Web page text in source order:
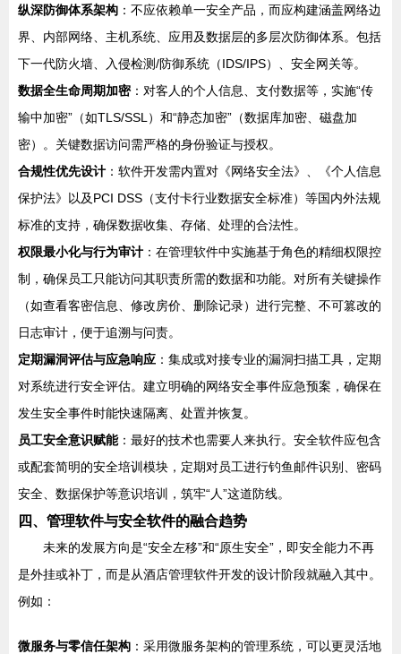
纵深防御体系架构 ：不应依赖单一安全产品，而应构建涵盖网络边
界、内部网络、主机系统、应用及数据层的多层次防御体系。包括
下一代防火墙、入侵检测/防御系统（IDS/IPS）、安全网关等。
数据全生命周期加密：对客人的个人信息、支付数据等，实施“传
输中加密”（如TLS/SSL）和“静态加密”（数据库加密、磁盘加
密）。关键数据访问需严格的身份验证与授权。
合规性优先设计 ：软件开发需内置对《网络安全法》、《个人信息
保护法》以及PCI DSS（支付卡行业数据安全标准）等国内外法规
标准的支持，确保数据收集、存储、处理的合法性。
权限最小化与行为审计 ：在管理软件中实施基于角色的精细权限控
制，确保员工只能访问其职责所需的数据和功能。对所有关键操作
（如查看客密信息、修改房价、删除记录）进行完整、不可篡改的
日志审计，便于追溯与问责。
定期漏洞评估与应急响应 ：集成或对接专业的漏洞扫描工具，定期
对系统进行安全评估。建立明确的网络安全事件应急预案，确保在
发生安全事件时能快速隔离、处置并恢复。
员工安全意识赋能：最好的技术也需要人来执行。安全软件应包含
或配套简明的安全培训模块，定期对员工进行钓鱼邮件识别、密码
安全、数据保护等意识培训，筑牢“人”这道防线。
四、管理软件与安全软件的融合趋势
未来的发展方向是“安全左移”和“原生安全”，即安全能力不再
是外挂或补丁，而是从酒店管理软件开发的设计阶段就融入其中。
例如：
微服务与零信任架构 ：采用微服务架构的管理系统，可以更灵活地